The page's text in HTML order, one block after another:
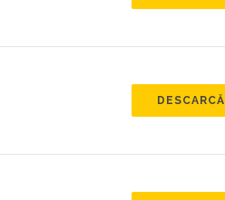
DESCARCĂ